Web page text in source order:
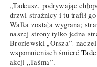
„Tadeusz, podrywając
drzwi strażnicy i tu trafił go
Walka została wygrana;
naszej strony tylko jedna
Broniewski „Orsza”,
wspomnieniach śmierć
akcji „Taśma”.